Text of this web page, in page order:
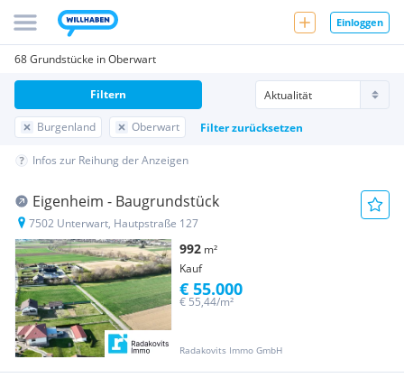
Einloggen
68 Grundstücke in Oberwart
Burgenland Oberwart Filter zurücksetzen
Filtern
Infos zur Reihung der Anzeigen
Eigenheim - Baugrundstück
7502 Unterwart, Hautpstraße 127
992 m²
Kauf
Radakovits Immo GmbH
€ 55,44/m²
€ 55.000